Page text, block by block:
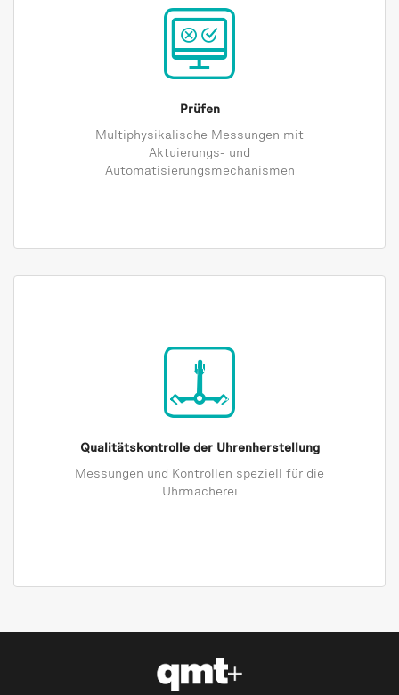
Prüfen
Multiphysikalische Messungen mit
Aktuierungs- und
Automatisierungsmechanismen
Qualitätskontrolle der Uhrenherstellung
Messungen und Kontrollen speziell für die
Uhrmacherei